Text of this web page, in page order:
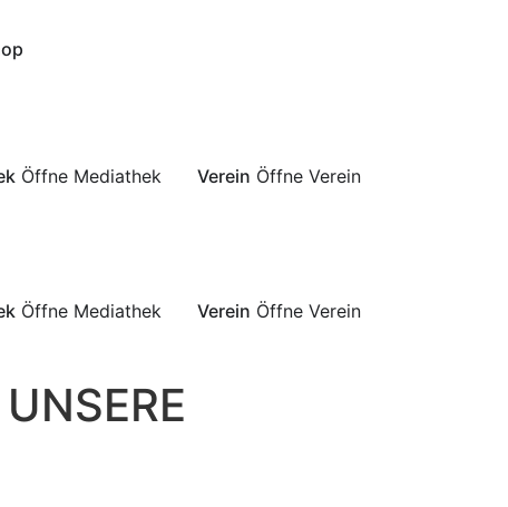
Öffne Mediathek Verein Öffne Verein
Öffne Mediathek Verein Öffne Verein